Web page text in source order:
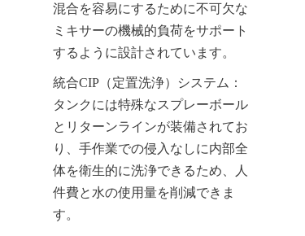
混合を容易にするために不可欠な
ミキサーの機械的負荷をサポート
するように設計されています。
統合CIP（定置洗浄）システム：
タンクには特殊なスプレーボール
とリターンラインが装備されてお
り、手作業での侵入なしに内部全
体を衛生的に洗浄できるため、人
件費と水の使用量を削減できま
す。